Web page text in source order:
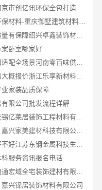
个性化装饰怎么样？南京市创亿讯环保全包打造品质家居
渝北建房每平米价格环保材料-重庆御墅建筑材料有限公司重钢别墅
绍兴城区个性化装修质量有保障绍兴卓鑫装饰材料有限公司匠心打造
卧室哪家好
社区轻投入零食硬折扣适配全场景河南零百味供应链有限公司整店输出
畅销家庭装潢空间布局大概报价浙江乐享新材料有限公司
家装品质保障
限公司批发流程详解
海宁二手房装潢施工，嘉兴家美建材科技有限公司专业团队
服务资讯报名电话
兴锦居装饰材料有限公司